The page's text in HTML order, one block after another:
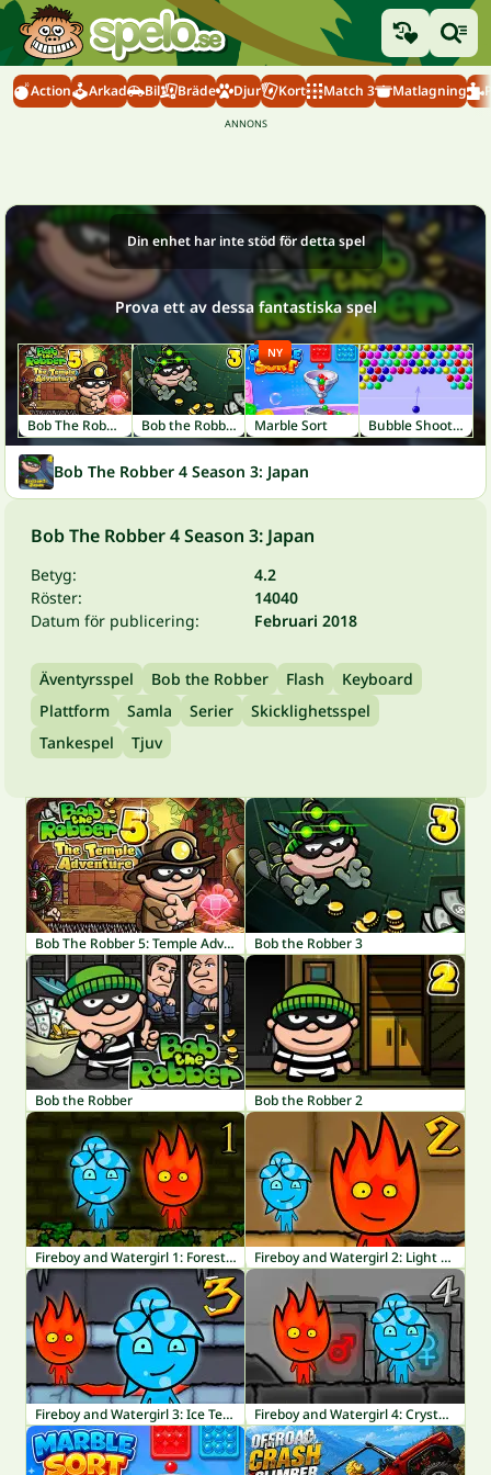
Action Arkad Bil Bräde Djur Kort Match 3 Matlagning
Din enhet har inte stöd för detta spel
Prova ett av dessa fantastiska spel
Bob The Robber 5: Temple Adventure Bob the Robber 3 Marble Sort
NY
Bubble Shooter
Bob The Robber 4 Season 3: Japan
Bob The Robber 4 Season 3: Japan
Betyg:
4.2
Röster:
14040
Datum för publicering:
Februari 2018
Äventyrsspel Bob the Robber Flash
Keyboard
Plattform
Samla Serier
Skicklighetsspel
Tankespel
Tjuv
Bob The Robber 5: Temple Adventure Bob the Robber 3
Bob the Robber Bob the Robber 2
Fireboy and Watergirl 1: Forest Temple Fireboy and Watergirl 2: Light Temple
Fireboy and Watergirl 3: Ice Temple Fireboy and Watergirl 4: Crystal Temple